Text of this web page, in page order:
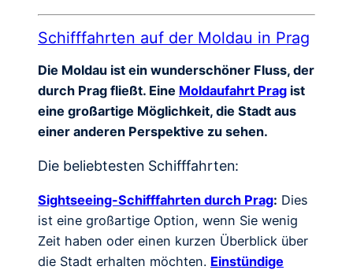
Schifffahrten auf der Moldau in Prag
Die Moldau ist ein wunderschöner Fluss, der
durch Prag fließt. Eine Moldaufahrt Prag ist
eine großartige Möglichkeit, die Stadt aus
einer anderen Perspektive zu sehen.
Die beliebtesten Schifffahrten:
Sightseeing-Schifffahrten durch Prag: Dies
ist eine großartige Option, wenn Sie wenig
Zeit haben oder einen kurzen Überblick über
die Stadt erhalten möchten. Einstündige